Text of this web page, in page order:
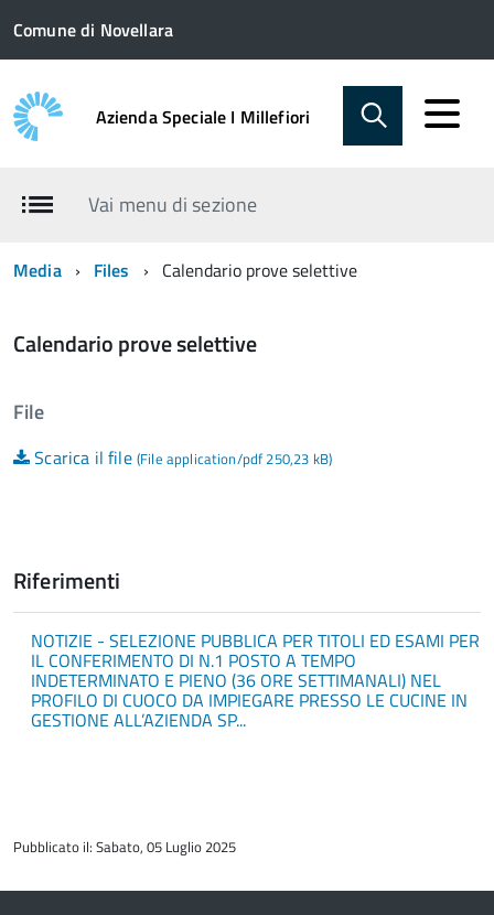
Comune di Novellara
Azienda Speciale I Millefiori
Vai menu di sezione
Media Files Calendario prove selettive
Calendario prove selettive
File
Scarica il file (File application/pdf 250,23 kB)
Riferimenti
NOTIZIE - SELEZIONE PUBBLICA PER TITOLI ED ESAMI PER
IL CONFERIMENTO DI N.1 POSTO A TEMPO
INDETERMINATO E PIENO (36 ORE SETTIMANALI) NEL
PROFILO DI CUOCO DA IMPIEGARE PRESSO LE CUCINE IN
GESTIONE ALL’AZIENDA SP...
del
Pubblicato il: Sabato, 05 Luglio 2025